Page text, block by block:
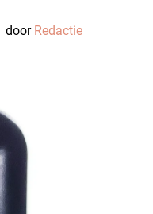
door Redactie